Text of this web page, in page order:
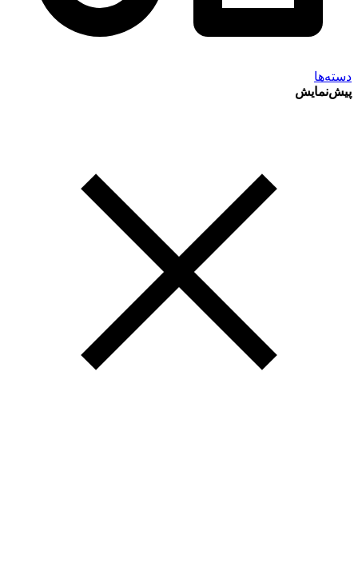
دسته‌ها
پیش‌نمایش